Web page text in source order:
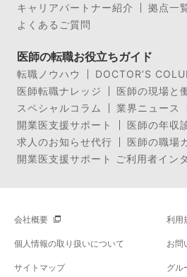
キャリアパートナー紹介
拠点一
よくあるご質問
医師の転職お役立ちガイド
転職ノウハウ
DOCTOR’S
医師転職ナレッジ
医師の現場と
スペシャルコラム
業界ニュース
開業医支援サポート
医師の年収
求人のお知らせ代行
医師の職場
開業医支援サポート ご利用者イン
会社概要 利用
個人情報の取り扱いについて お問
サイトマップ グル